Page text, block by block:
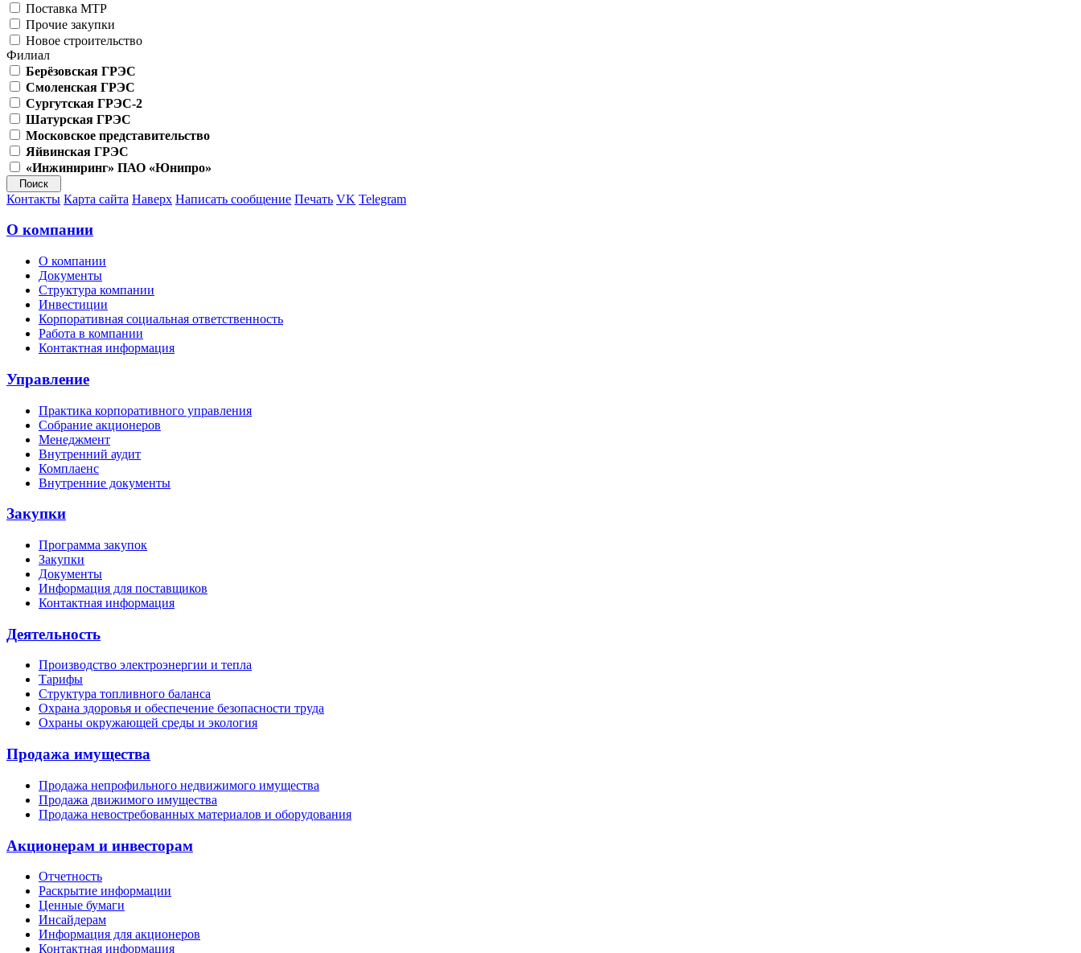
Поставка МТР
Прочие закупки
Новое строительство
Филиал
Берёзовская ГРЭС
Смоленская ГРЭС
Сургутская ГРЭС-2
Шатурская ГРЭС
Московское представительство
Яйвинская ГРЭС
«Инжиниринг» ПАО «Юнипро»
Контакты Карта сайта Наверх Написать сообщение Печать VK Telegram
О компании
О компании
Документы
Структура компании
Инвестиции
Корпоративная социальная ответственность
Работа в компании
Контактная информация
Управление
Практика корпоративного управления
Собрание акционеров
Менеджмент
Внутренний аудит
Комплаенс
Внутренние документы
Закупки
Программа закупок
Закупки
Документы
Информация для поставщиков
Контактная информация
Деятельность
Производство электроэнергии и тепла
Тарифы
Структура топливного баланса
Охрана здоровья и обеспечение безопасности труда
Охраны окружающей среды и экология
Продажа имущества
Продажа непрофильного недвижимого имущества
Продажа движимого имущества
Продажа невостребованных материалов и оборудования
Акционерам и инвесторам
Отчетность
Раскрытие информации
Ценные бумаги
Инсайдерам
Информация для акционеров
Контактная информация